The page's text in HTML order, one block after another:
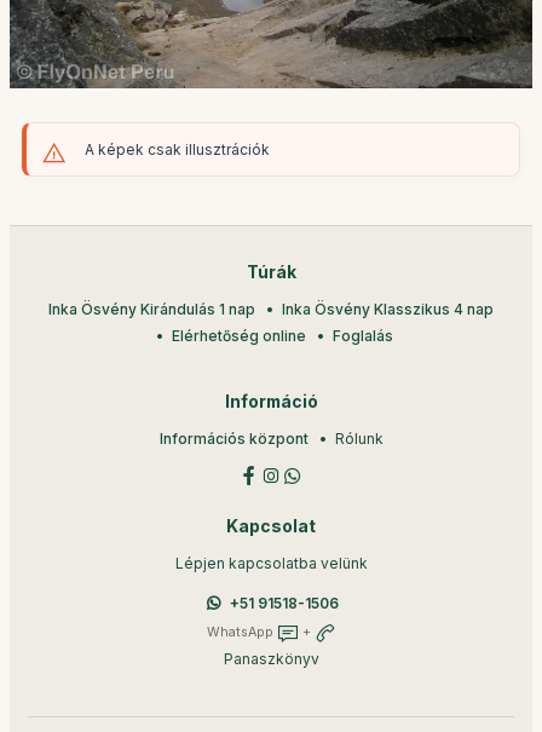
A képek csak illusztrációk
Túrák
Inka Ösvény Kirándulás 1 nap
Inka Ösvény Klasszikus 4 nap
Elérhetőség online
Foglalás
Információ
Információs központ Rólunk
Kapcsolat
Lépjen kapcsolatba velünk
+51 91518-1506
WhatsApp +
Panaszkönyv